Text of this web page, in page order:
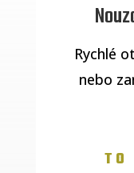
Rychlé
nebo
TO